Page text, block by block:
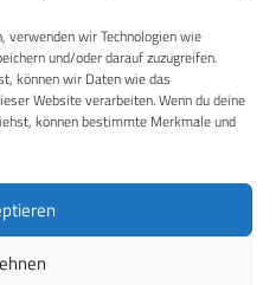
verwenden wir Technologien wie
und/oder darauf zuzugreifen.
können wir Daten wie das
Website verarbeiten. Wenn du deine
können bestimmte Merkmale und